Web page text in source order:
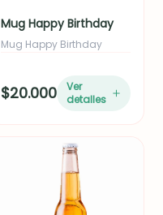
Mug Happy Birthday
Mug Happy Birthday
$20.000
Ver
detalles